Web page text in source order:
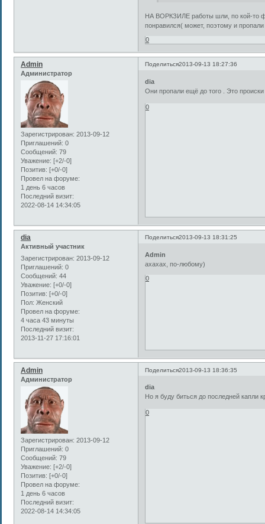
НА ВОРКЗИЛЕ работы шли, по кой-то
понравился( может, поэтому и
0
Поделиться2013-09-13 18:27:36
Admin
Администратор
Зарегистрирован: 2013-09-12
Приглашений: 0
Сообщений: 79
Уважение: [+2/-0]
Позитив: [+0/-0]
Провел на форуме:
1 день 6 часов
Последний визит:
2022-08-14 14:34:05
dia
Они пропали ещё до того . Это
0
Поделиться2013-09-13 18:31:25
dia
Активный участник
Зарегистрирован: 2013-09-12
Приглашений: 0
Сообщений: 44
Уважение: [+0/-0]
Позитив: [+0/-0]
Пол: Женский
Провел на форуме:
4 часа 43 минуты
Последний визит:
2013-11-27 17:16:01
Admin
ахахах, по-любому)
0
Поделиться2013-09-13 18:36:35
Admin
Администратор
Зарегистрирован: 2013-09-12
Приглашений: 0
Сообщений: 79
Уважение: [+2/-0]
Позитив: [+0/-0]
Провел на форуме:
1 день 6 часов
Последний визит:
2022-08-14 14:34:05
dia
Но я буду биться до последней капли
0